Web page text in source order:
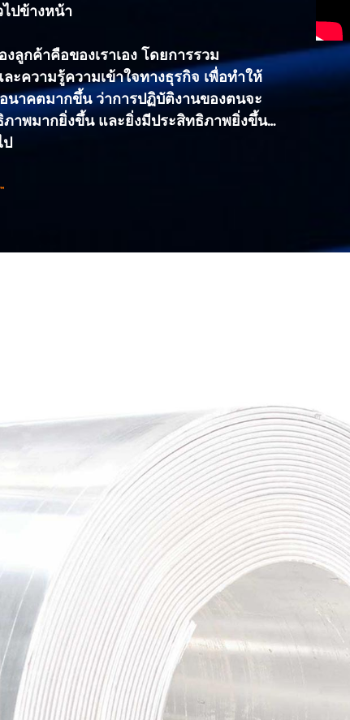
ปข้างหน้า
ลูกค้าคือของเราเอง โดยการรวม
ะความรู้ความเข้าใจทางธุรกิจ เพื่อทำให้
นาคตมากขึ้น ว่าการปฏิบัติงานของตนจะ
ภาพมากยิ่งขึ้น และยิ่งมีประสิทธิภาพยิ่งขึ้น…
ป
TM